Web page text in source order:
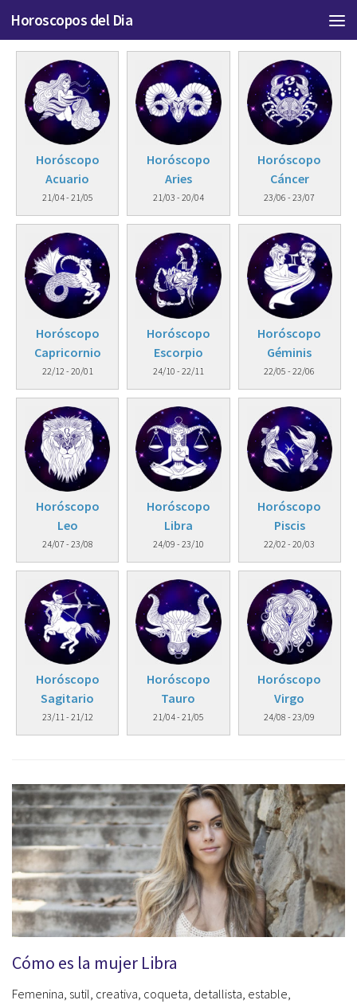
Horoscopos del Dia
HORÓSCOPOS DEL DÍA
Horóscopo
Acuario
21/04 - 21/05
Horóscopo
Aries
21/03 - 20/04
Horóscopo
Cáncer
23/06 - 23/07
Horóscopo
Capricornio
22/12 - 20/01
Horóscopo
Escorpio
24/10 - 22/11
Horóscopo
Géminis
22/05 - 22/06
Horóscopo
Leo
24/07 - 23/08
Horóscopo
Libra
24/09 - 23/10
Horóscopo
Piscis
22/02 - 20/03
Horóscopo
Sagitario
23/11 - 21/12
Horóscopo
Tauro
21/04 - 21/05
Horóscopo
Virgo
24/08 - 23/09
Cómo es la mujer Libra
Femenina, sutil, creativa, coqueta, detallista, estable,